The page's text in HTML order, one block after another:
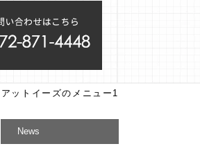
アットイーズのメニュー1
News